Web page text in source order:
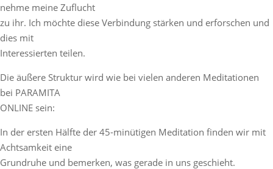
nehme meine Zuflucht
zu ihr. Ich möchte diese Verbindung stärken und erforschen und
dies mit
Interessierten teilen.
Die äußere Struktur wird wie bei vielen anderen Meditationen
bei PARAMITA
ONLINE sein:
In der ersten Hälfte der 45-minütigen Meditation finden wir mit
Achtsamkeit eine
Grundruhe und bemerken, was gerade in uns geschieht.